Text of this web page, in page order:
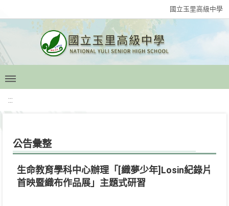
國立玉里高級中學
:::
公告彙整
生命教育學科中心辦理「[織夢少年]Losin紀錄片
首映暨織布作品展」主題式研習